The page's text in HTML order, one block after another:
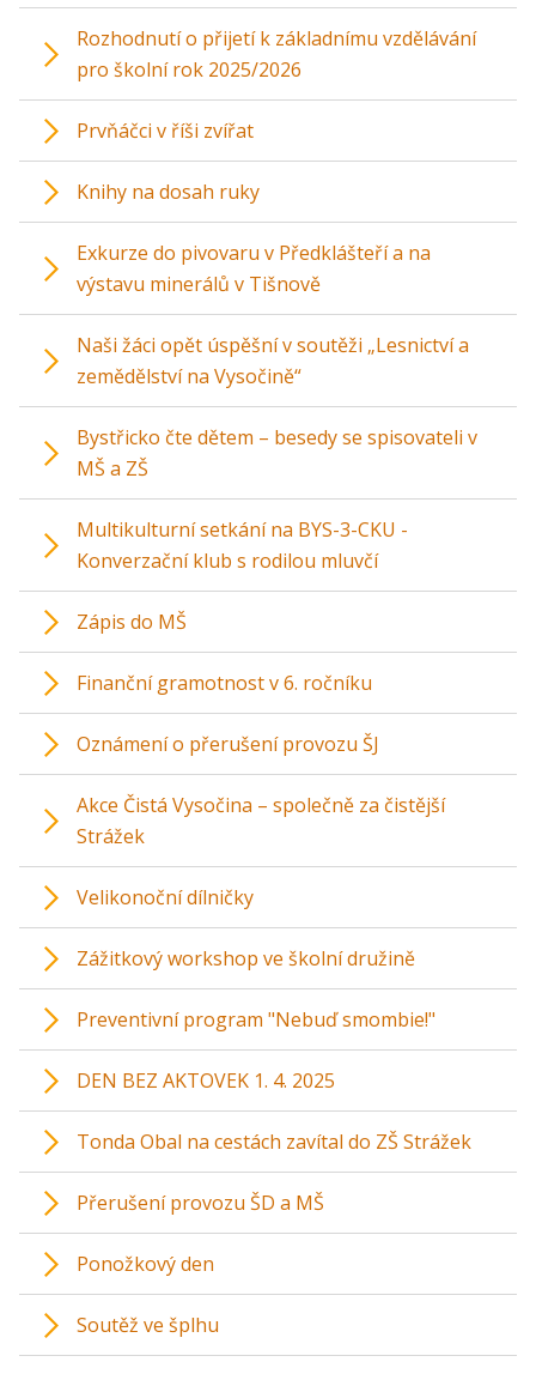
Rozhodnutí o přijetí k základnímu vzdělávání
pro školní rok 2025/2026
Prvňáčci v říši zvířat
Knihy na dosah ruky
Exkurze do pivovaru v Předklášteří a na
výstavu minerálů v Tišnově
Naši žáci opět úspěšní v soutěži „Lesnictví a
zemědělství na Vysočině“
Bystřicko čte dětem – besedy se spisovateli v
MŠ a ZŠ
Multikulturní setkání na BYS-3-CKU -
Konverzační klub s rodilou mluvčí
Zápis do MŠ
Finanční gramotnost v 6. ročníku
Oznámení o přerušení provozu ŠJ
Akce Čistá Vysočina – společně za čistější
Strážek
Velikonoční dílničky
Zážitkový workshop ve školní družině
Preventivní program "Nebuď smombie!"
DEN BEZ AKTOVEK 1. 4. 2025
Tonda Obal na cestách zavítal do ZŠ Strážek
Přerušení provozu ŠD a MŠ
Ponožkový den
Soutěž ve šplhu